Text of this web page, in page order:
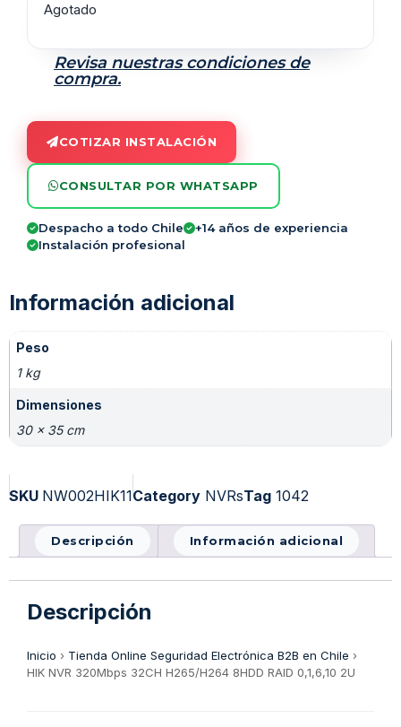
Agotado
Revisa nuestras condiciones de
compra.
COTIZAR INSTALACIÓN
CONSULTAR POR WHATSAPP
Despacho a todo Chile
+14 años de experiencia
Instalación profesional
Información adicional
Peso
1 kg
Dimensiones
30 × 35 cm
SKU NW002HIK11Category NVRsTag 1042
Descripción Información adicional
Descripción
Inicio › Tienda Online Seguridad Electrónica B2B en Chile ›
HIK NVR 320Mbps 32CH H265/H264 8HDD RAID 0,1,6,10 2U